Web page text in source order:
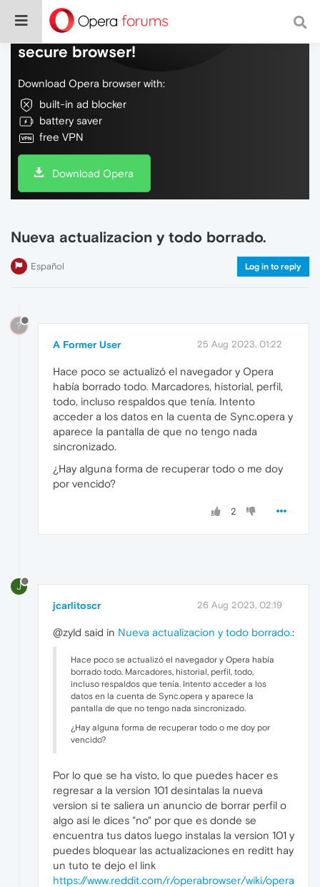
Do more on the web, with a fast and
secure browser!
Download Opera browser with:
built-in ad blocker
battery saver
free VPN
Download Opera
Nueva actualizacion y todo borrado.
Español Log in to reply
?
A Former User 25 Aug 2023, 01:22
Hace poco se actualizó el navegador y Opera
había borrado todo. Marcadores, historial, perfil,
todo, incluso respaldos que tenía. Intento
acceder a los datos en la cuenta de Sync.opera y
aparece la pantalla de que no tengo nada
sincronizado.
¿Hay alguna forma de recuperar todo o me doy
por vencido?
2
J
jcarlitoscr 26 Aug 2023, 02:19
@zyld said in Nueva actualizacion y todo borrado.:
Hace poco se actualizó el navegador y Opera había
borrado todo. Marcadores, historial, perfil, todo,
incluso respaldos que tenía. Intento acceder a los
datos en la cuenta de Sync.opera y aparece la
pantalla de que no tengo nada sincronizado.
¿Hay alguna forma de recuperar todo o me doy por
vencido?
Por lo que se ha visto, lo que puedes hacer es
regresar a la version 101 desintalas la nueva
version si te saliera un anuncio de borrar perfil o
algo asi le dices "no" por que es donde se
encuentra tus datos luego instalas la version 101 y
puedes bloquear las actualizaciones en reditt hay
un tuto te dejo el link
https://www.reddit.com/r/operabrowser/wiki/opera